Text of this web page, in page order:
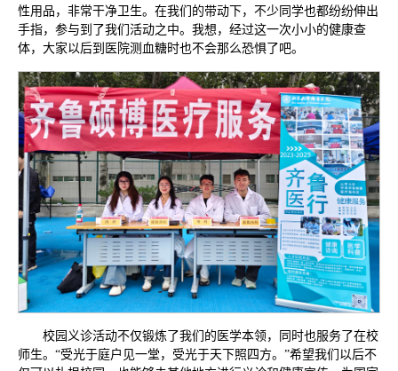
性用品，非常干净卫生。在我们的带动下，不少同学也都纷纷伸出
手指，参与到了我们活动之中。我想，经过这一次小小的健康查
体，大家以后到医院测血糖时也不会那么恐惧了吧。
校园义诊活动不仅锻炼了我们的医学本领，同时也服务了在校
师生。“受光于庭户见一堂，受光于天下照四方。”希望我们以后不